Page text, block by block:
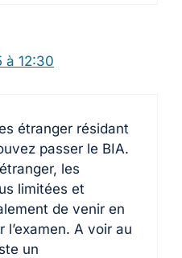
à 12:30
étranger résidant
passer le BIA.
les
limitées et
de venir en
l’examen. A voir au
un